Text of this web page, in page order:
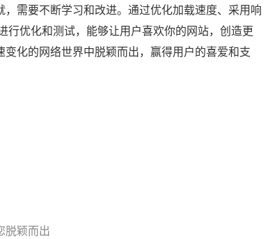
需要不断学习和改进。通过优化加载速度、采用响
行优化和测试，能够让用户喜欢你的网站，创造更
化的网络世界中脱颖而出，赢得用户的喜爱和支
脱颖而出